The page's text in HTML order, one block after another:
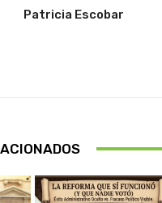
Patricia Escobar